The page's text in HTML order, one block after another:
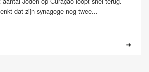
dat zijn synagoge nog twee...